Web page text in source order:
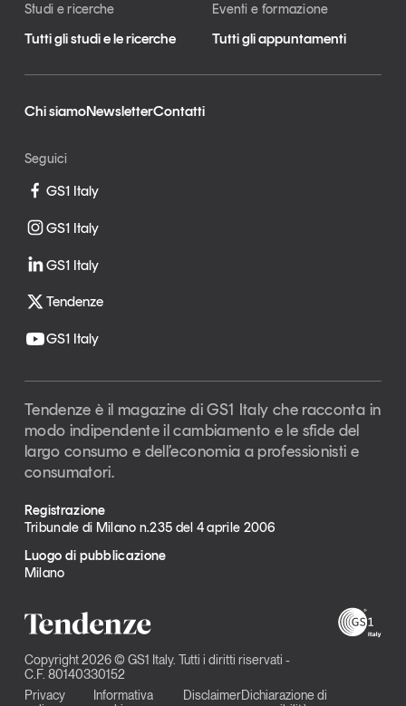
Studi e ricerche
Tutti gli studi e le ricerche
Eventi e formazione
Tutti gli appuntamenti
Chi siamoNewsletterContatti
Seguici
GS1 Italy
GS1 Italy
GS1 Italy
Tendenze
GS1 Italy
Tendenze è il magazine di GS1 Italy che racconta in
modo indipendente il cambiamento e le sfide del
largo consumo e dell’economia a professionisti e
consumatori.
Registrazione
Tribunale di Milano n.235 del 4 aprile 2006
Luogo di pubblicazione
Milano
Copyright 2026 © GS1 Italy. Tutti i diritti riservati -
C.F. 80140330152
Privacy
Informativa
DisclaimerDichiarazione di